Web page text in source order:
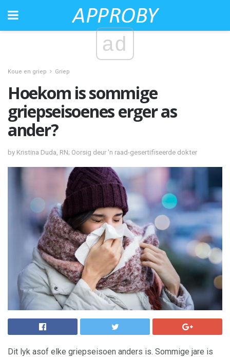
ad
Koue en griep Griep
Hoekom is sommige
griepseisoenes erger as
ander?
by Kristina Duda, RN; Oorsig deur 'n raad-gesertifiseerde dokter
Dit lyk asof elke griepseisoen anders is. Sommige jare is